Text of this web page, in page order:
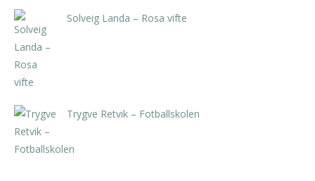
Solveig Landa – Rosa vifte
Trygve Retvik – Fotballskolen